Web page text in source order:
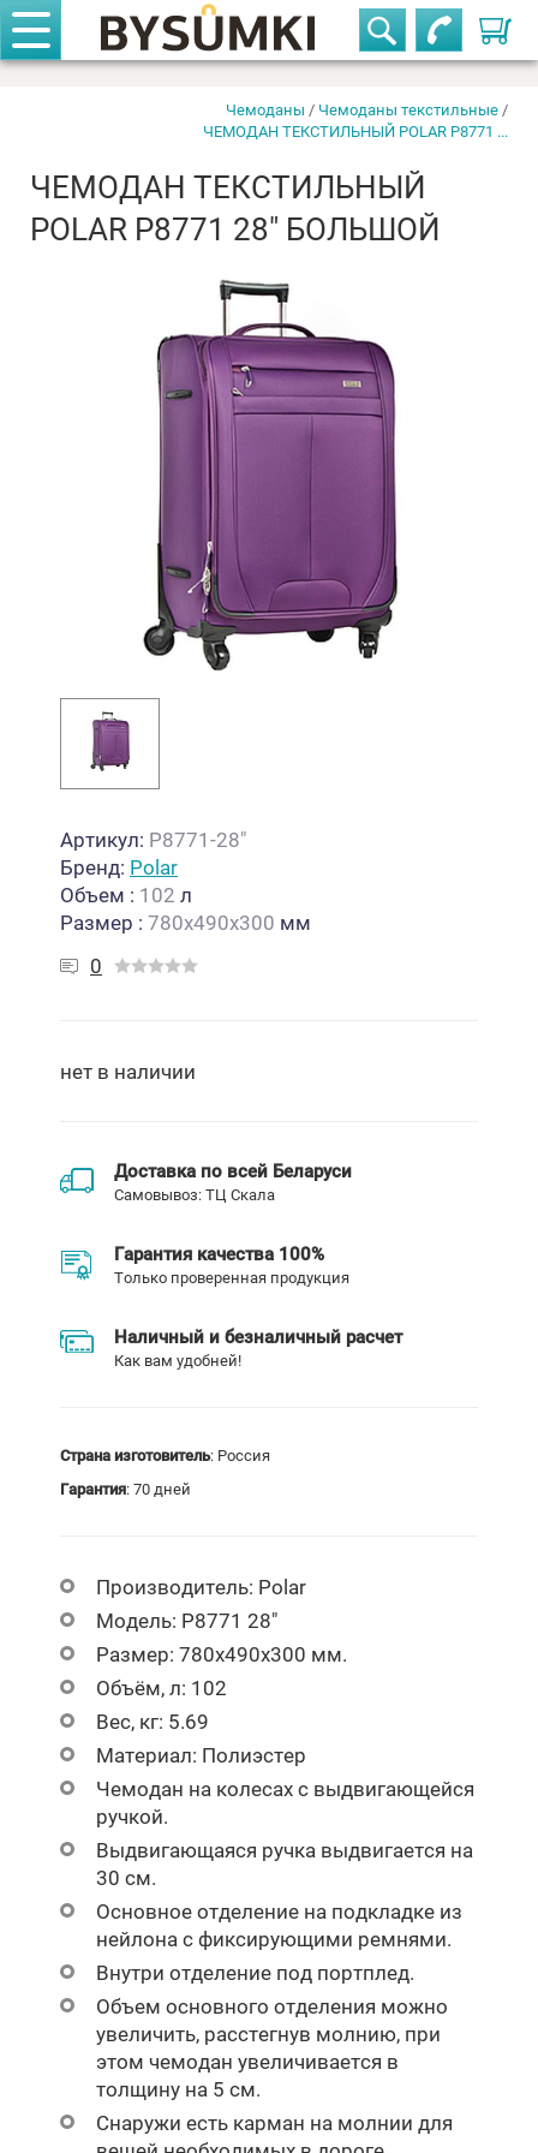
+375-29-611-42-63
Р8771 28" большой
наличии
Чемоданы / Чемоданы текстильные/
ЧЕМОДАН ТЕКСТИЛЬНЫЙ POLAR Р8771 ...
ЧЕМОДАН ТЕКСТИЛЬНЫЙ
POLAR Р8771 28" БОЛЬШОЙ
Артикул: Р8771-28"
Бренд: Polar
Объем : 102 л
Размер : 780х490х300 мм
0
нет в наличии
Доставка по всей Беларуси
Самовывоз: ТЦ Скала
Гарантия качества 100%
Только проверенная продукция
Наличный и безналичный расчет
Как вам удобней!
Страна изготовитель: Россия
Гарантия: 70 дней
Производитель: Polar
Модель: Р8771 28"
Размер: 780х490х300 мм.
Объём, л: 102
Вес, кг: 5.69
Материал: Полиэстер
Чемодан на колесах с выдвигающейся
ручкой.
Выдвигающаяся ручка выдвигается на
30 см.
Основное отделение на подкладке из
нейлона с фиксирующими ремнями.
Внутри отделение под портплед.
Объем основного отделения можно
увеличить, расстегнув молнию, при
этом чемодан увеличивается в
толщину на 5 см.
Снаружи есть карман на молнии для